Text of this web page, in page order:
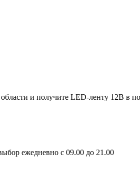
и получите LED-ленту 12В в
ежедневно с 09.00 до 21.00